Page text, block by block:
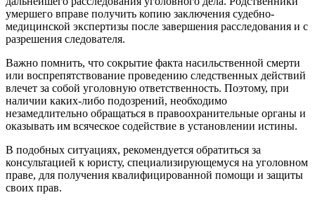
умершего вправе получить копию заключения судебно-
медицинской экспертизы после завершения расследования и с
разрешения следователя.
Важно помнить, что сокрытие факта насильственной смерти
или воспрепятствование проведению следственных действий
влечет за собой уголовную ответственность. Поэтому, при
наличии каких-либо подозрений, необходимо
незамедлительно обращаться в правоохранительные органы и
оказывать им всяческое содействие в установлении истины.
В подобных ситуациях, рекомендуется обратиться за
консультацией к юристу, специализирующемуся на уголовном
праве, для получения квалифицированной помощи и защиты
своих прав.